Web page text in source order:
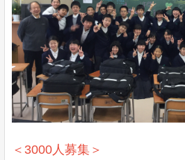
＜3000人募集＞